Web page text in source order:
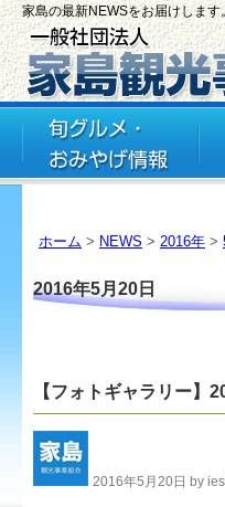
家島の最新NEWSをお届けしま
ホーム > NEWS > 2016年 >
2016年5月20日
【フォトギャラリー】
2016年5月20日 by